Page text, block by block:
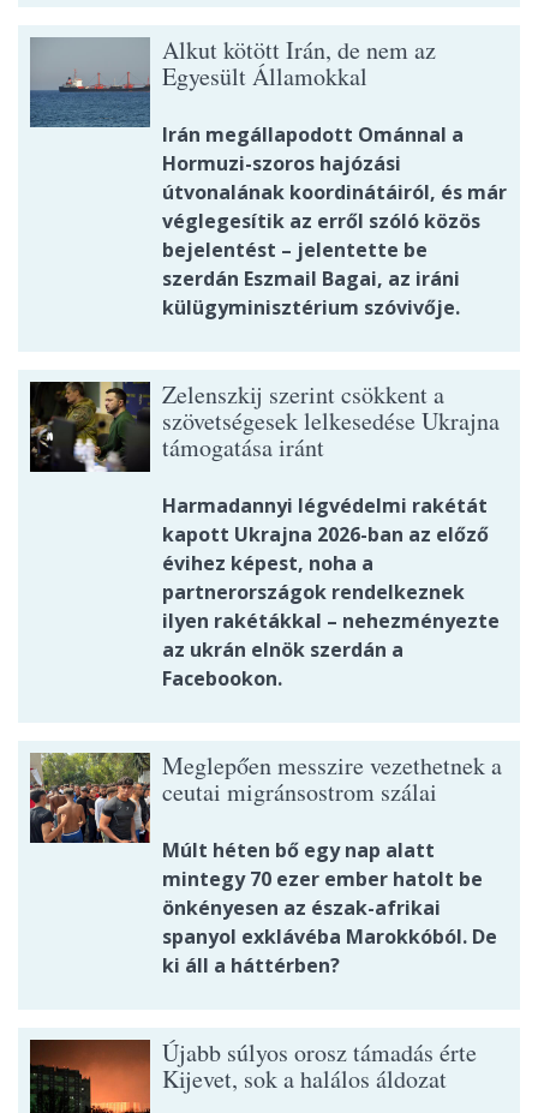
Alkut kötött Irán, de nem az
Egyesült Államokkal
Irán megállapodott Ománnal a
Hormuzi-szoros hajózási
útvonalának koordinátáiról, és már
véglegesítik az erről szóló közös
bejelentést – jelentette be
szerdán Eszmail Bagai, az iráni
külügyminisztérium szóvivője.
Zelenszkij szerint csökkent a
szövetségesek lelkesedése Ukrajna
támogatása iránt
Harmadannyi légvédelmi rakétát
kapott Ukrajna 2026-ban az előző
évihez képest, noha a
partnerországok rendelkeznek
ilyen rakétákkal – nehezményezte
az ukrán elnök szerdán a
Facebookon.
Meglepően messzire vezethetnek a
ceutai migránsostrom szálai
Múlt héten bő egy nap alatt
mintegy 70 ezer ember hatolt be
önkényesen az észak-afrikai
spanyol exklávéba Marokkóból. De
ki áll a háttérben?
Újabb súlyos orosz támadás érte
Kijevet, sok a halálos áldozat